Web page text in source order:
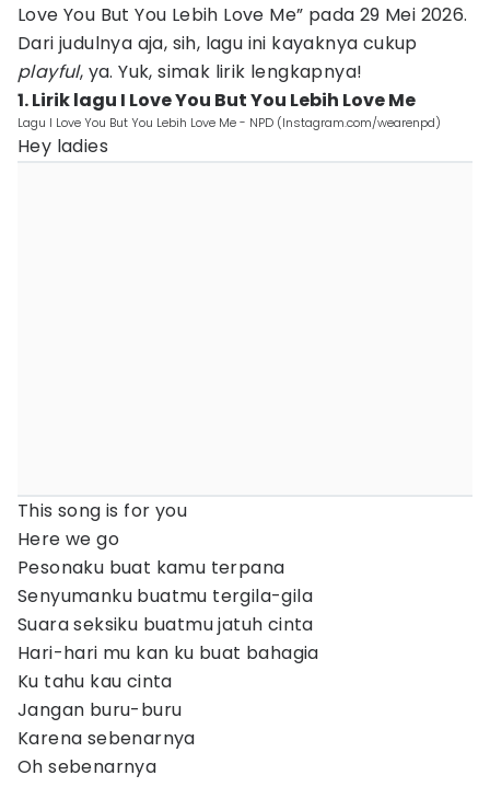
Love You But You Lebih Love Me” pada 29 Mei 2026.
Dari judulnya aja, sih, lagu ini kayaknya cukup
playful, ya. Yuk, simak lirik lengkapnya!
1. Lirik lagu I Love You But You Lebih Love Me
Lagu I Love You But You Lebih Love Me - NPD (Instagram.com/wearenpd)
Hey ladies
This song is for you
Here we go
Pesonaku buat kamu terpana
Senyumanku buatmu tergila-gila
Suara seksiku buatmu jatuh cinta
Hari-hari mu kan ku buat bahagia
Ku tahu kau cinta
Jangan buru-buru
Karena sebenarnya
Oh sebenarnya